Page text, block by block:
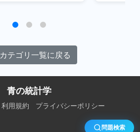
カテゴリ一覧に戻る
青の統計学
利用規約 プライバシーポリシー
問題検索